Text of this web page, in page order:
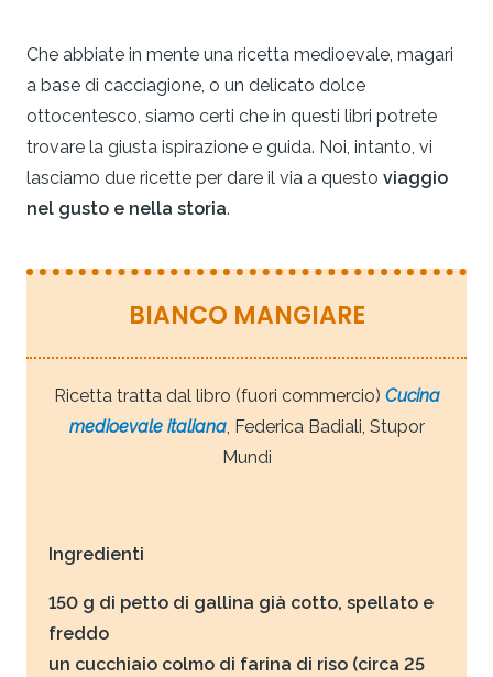
Che abbiate in mente una ricetta medioevale, magari
a base di cacciagione, o un delicato dolce
ottocentesco, siamo certi che in questi libri potrete
trovare la giusta ispirazione e guida. Noi, intanto, vi
lasciamo due ricette per dare il via a questo viaggio
nel gusto e nella storia.
BIANCO MANGIARE
Ricetta tratta dal libro (fuori commercio) Cucina
medioevale italiana, Federica Badiali, Stupor
Mundi
Ingredienti
150 g di petto di gallina già cotto, spellato e
freddo
un cucchiaio colmo di farina di riso (circa 25